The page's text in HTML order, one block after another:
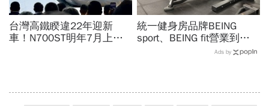
台灣高鐵睽違22年迎新
車！N700ST明年7月上
統一健身房品牌BEING
sport、BEING fit營業到這
天！統一佳佳如何退費、轉
Ads by